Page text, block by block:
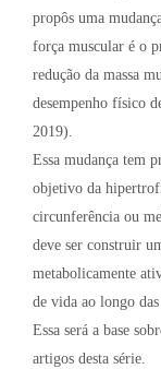
propôs uma
força muscular é o
redução da massa
desempenho físico
2019).
Essa mudança tem
objetivo da
circunferência ou
deve ser construir
metabolicamente
de vida ao longo das
Essa será a base
artigos desta série.